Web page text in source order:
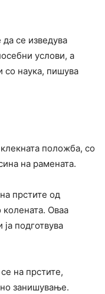
се изведува
услови, а
со наука, пишува
положба, со
на рамената.
прстите од
колената. Оваа
подготвува
на прстите,
занишување.